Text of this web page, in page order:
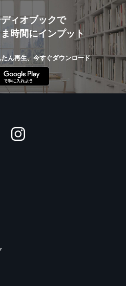
ィオブックで
時間にインプット
ん再生、今すぐダウンロード